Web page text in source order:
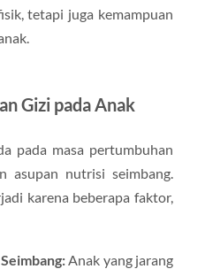
tetapi juga kemampuan
Gizi pada Anak
pada masa pertumbuhan
asupan nutrisi seimbang.
karena beberapa faktor,
Anak yang jarang